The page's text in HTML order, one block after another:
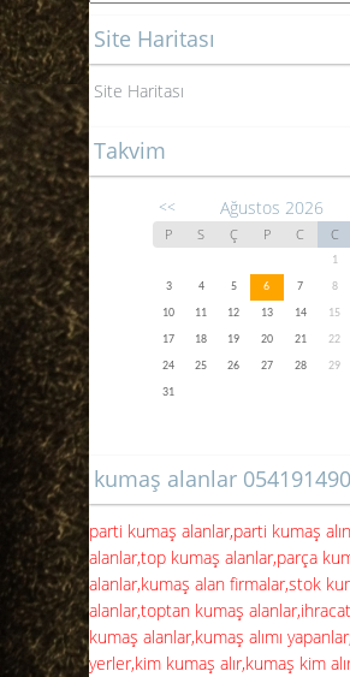
Site Haritası
Site Haritası
Takvim
<< Ağustos 2026
P S Ç P C C
1
3
4 5 6 7 8
10
11 12 13 14 15
17
18 19 20 21 22
24
25 26 27 28 29
31
kumaş alanlar
parti kumaş alanlar,parti kumaş
alanlar,top kumaş alanlar,parça
alanlar,kumaş alan firmalar,stok
alanlar,toptan kumaş alanlar,ihracat
kumaş alanlar,kumaş alımı
yerler,kim kumaş alır,kumaş kim